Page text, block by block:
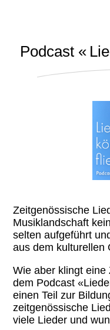
Podcast «
Zeitgenössische
Musiklandschaft
selten aufgeführt
aus dem kulturellen
Wie aber klingt
dem Podcast
einen Teil zur
zeitgenössische
viele Lieder und